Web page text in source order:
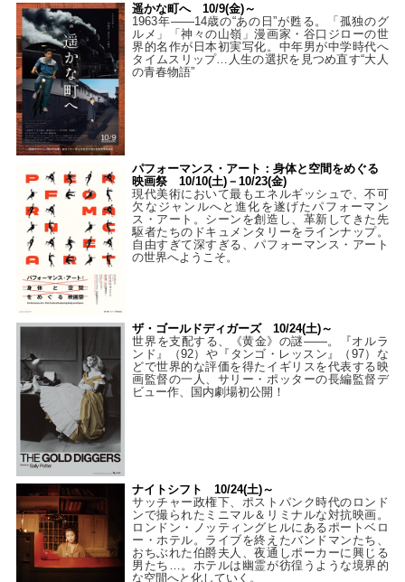
遥かな町へ 10/9(金)～
1963年――14歳の“あの日”が甦る。「孤独のグ
ルメ」「神々の山嶺」漫画家・谷口ジローの世
界的名作が日本初実写化。中年男が中学時代へ
タイムスリップ…人生の選択を見つめ直す“大人
の青春物語”
パフォーマンス・アート：身体と空間をめぐる
映画祭 10/10(土)－10/23(金)
現代美術において最もエネルギッシュで、不可
欠なジャンルへと進化を遂げたパフォーマン
ス・アート。シーンを創造し、革新してきた先
駆者たちのドキュメンタリーをラインナップ。
自由すぎて深すぎる、パフォーマンス・アート
の世界へようこそ。
ザ・ゴールドディガーズ 10/24(土)～
世界を支配する、《黄金》の謎――。『オルラ
ンド』（92）や『タンゴ・レッスン』（97）な
どで世界的な評価を得たイギリスを代表する映
画監督の一人、サリー・ポッターの長編監督デ
ビュー作、国内劇場初公開！
ナイトシフト 10/24(土)～
サッチャー政権下、ポストパンク時代のロンド
ンで撮られたミニマル＆リミナルな対抗映画。
ロンドン・ノッティングヒルにあるポートベロ
ー・ホテル。ライブを終えたバンドマンたち、
おちぶれた伯爵夫人、夜通しポーカーに興じる
男たち…。ホテルは幽霊が彷徨うような境界的
な空間へと化していく。